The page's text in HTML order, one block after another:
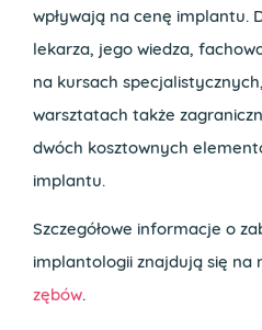
wpływają na cenę implantu.
lekarza, jego wiedza,
na kursach
warsztatach także
dwóch kosztownych
implantu.
Szczegółowe informacje o
implantologii znajdują się na
zębów.